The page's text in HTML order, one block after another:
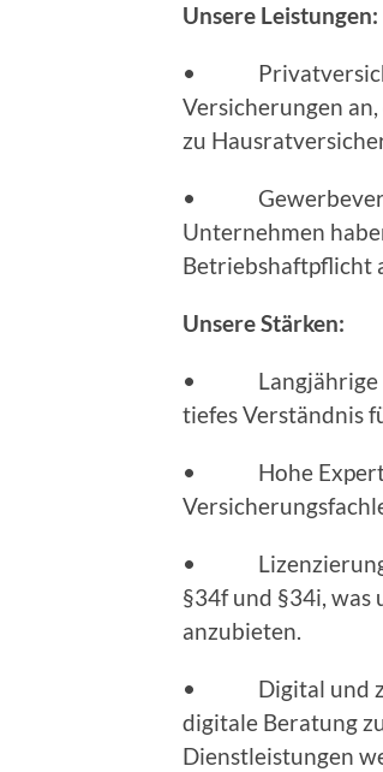
Unsere Leistungen:
•
Versicherungen
zu
•
Unternehmen
Betriebshaftpflicht
Unsere Stärken:
• Langjährige
tiefes Verständnis
• Hohe
• Lizenzierung:
§34f und §34i,
anzubieten.
• Digital und
digitale Beratung
Dienstleistungen